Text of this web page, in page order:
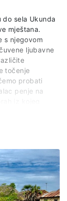
sela Ukunda
mještana.
s njegovom
ljubavne
točenje
probati
penje na
gdje
bubnjeva, batika
igrači
nazad do